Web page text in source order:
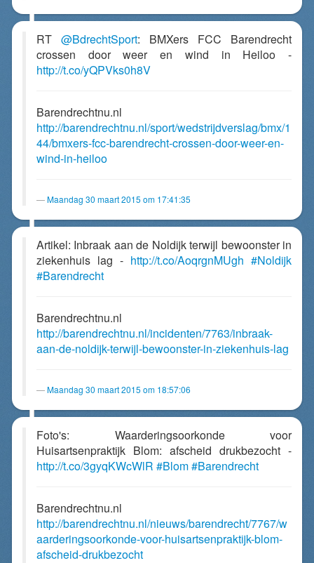
RT @BdrechtSport: BMXers FCC Barendrecht
crossen door weer en wind in Heiloo -
http://t.co/yQPVks0h8V
Barendrechtnu.nl
http://barendrechtnu.nl/sport/wedstrijdverslag/bmx/1
44/bmxers-fcc-barendrecht-crossen-door-weer-en-
wind-in-heiloo
Maandag 30 maart 2015 om 17:41:35
Artikel: Inbraak aan de Noldijk terwijl bewoonster in
ziekenhuis lag - http://t.co/AoqrgnMUgh #Noldijk
#Barendrecht
Barendrechtnu.nl
http://barendrechtnu.nl/incidenten/7763/inbraak-
aan-de-noldijk-terwijl-bewoonster-in-ziekenhuis-lag
Maandag 30 maart 2015 om 18:57:06
Foto's: Waarderingsoorkonde voor
Huisartsenpraktijk Blom: afscheid drukbezocht -
http://t.co/3gyqKWcWlR #Blom#Barendrecht
Barendrechtnu.nl
http://barendrechtnu.nl/nieuws/barendrecht/7767/w
aarderingsoorkonde-voor-huisartsenpraktijk-blom-
afscheid-drukbezocht